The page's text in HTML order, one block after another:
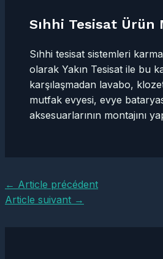
Sıhhi Tesisat Ürün
Sıhhi tesisat sistemleri
olarak Yakın Tesisat ile bu
karşılaşmadan lavabo,
mutfak evyesi, evye
aksesuarlarının montajını
Navigation
des
← Article précédent
Article suivant →